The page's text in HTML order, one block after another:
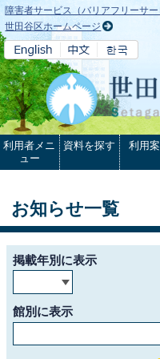
本文へ
障害者サービス（バリアフリーサー
世田谷区ホームページ
利用者メニ
ュー
資料を探す 利用
お知らせ一覧
掲載年別に表示
館別に表示